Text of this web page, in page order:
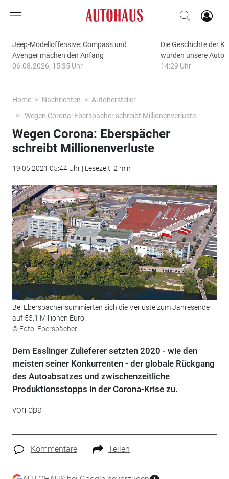
Jeep-Modelloffensive: Compass und
Avenger machen den Anfang
06.08.2026, 15:35 Uhr
Die Geschichte der
wurden unsere
14:29 Uhr
Home Nachrichten
Autohersteller
Wegen Corona: Eberspächer schreibt Millionenverluste
Wegen Corona: Eberspächer
schreibt Millionenverluste
19.05.2021 05:44 Uhr | Lesezeit: 2 min
Bei Eberspächer summierten sich die Verluste zum Jahresende
auf 53,1 Millionen Euro.
© Foto: Eberspächer
Dem Esslinger Zulieferer setzten 2020 - wie den
meisten seiner Konkurrenten - der globale Rückgang
des Autoabsatzes und zwischenzeitliche
Produktionsstopps in der Corona-Krise zu.
von dpa
Kommentare Teilen